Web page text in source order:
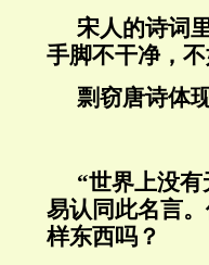
宋人的诗词
手脚不干净，不
剽窃唐诗体
“世界上没
易认同此名言
样东西吗？